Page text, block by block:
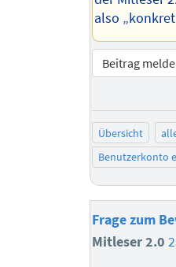
also
Beitrag
Übersicht
Benutzerkonto
Frage zum
Mitleser 2.0